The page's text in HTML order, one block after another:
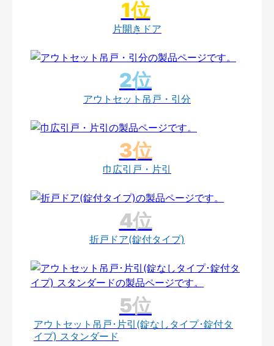
片開きドア
アウトセット吊戸・引分
巾広引戸・片引
折戸ドア(錠付タイプ)
アウトセット吊戸･片引(錠なしタイプ･錠付タ
イプ) スタンダード